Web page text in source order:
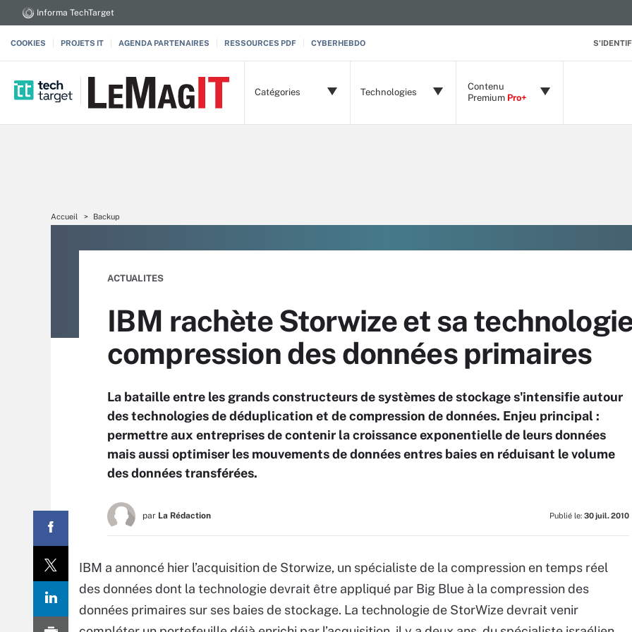
Informa TechTarget
COOKIES PROJETS IT AGENDA PARTENAIRES RESSOURCES PDF CYBERHEBDO
Catégories Technologies
Contenu
Premium Pro+
Accueil Backup
ACTUALITES
IBM rachète Storwize et sa
compression des données primaires
La bataille entre les grands constructeurs de systèmes de stockage s'intensifie autour
des technologies de déduplication et de compression de données. Enjeu principal :
permettre aux entreprises de contenir la croissance exponentielle de leurs données
mais aussi optimiser les mouvements de données entres baies en réduisant le volume
des données transférées.
par La Rédaction Publié le: 30 juil. 2010
IBM a annoncé hier l’acquisition de Storwize, un spécialiste de la compression en temps réel
des données dont la technologie devrait être appliqué par Big Blue à la compression des
données primaires sur ses baies de stockage. La technologie de StorWize devrait venir